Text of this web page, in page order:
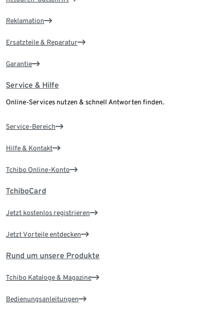
Reklamation
Ersatzteile & Reparatur
Garantie
Service & Hilfe
Online-Services nutzen & schnell Antworten finden.
Service-Bereich
Hilfe & Kontakt
Tchibo Online-Konto
TchiboCard
Jetzt kostenlos registrieren
Jetzt Vorteile entdecken
Rund um unsere Produkte
Tchibo Kataloge & Magazine
Bedienungsanleitungen